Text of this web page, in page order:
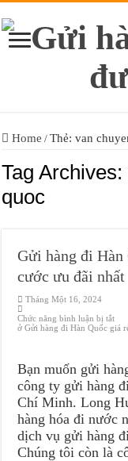
Home / Thẻ: van
Tag Archives:
quoc
Gửi hàng đi Hàn
cước ưu đãi nhất
Tháng Một 16, 2024
Chức năng bình luận bị tắt
ở Gửi hàng đi Hàn Quốc giá
Bạn muốn gửi
công ty gửi hàng
Chí Minh. Long
hàng hóa đi nước
dịch vụ gửi hàng
Chúng tôi còn là